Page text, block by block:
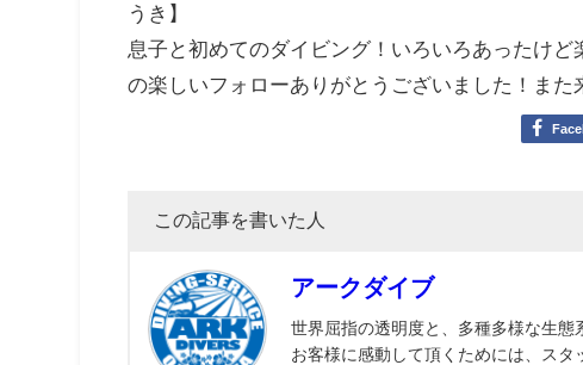
うき】
息子と初めてのダイビング！いろいろあったけ
の楽しいフォローありがとうございました！ま
この記事を書いた人
アークダイブ
世界屈指の透明度と、多種多様な生態
お客様に感動して頂くためには、ス